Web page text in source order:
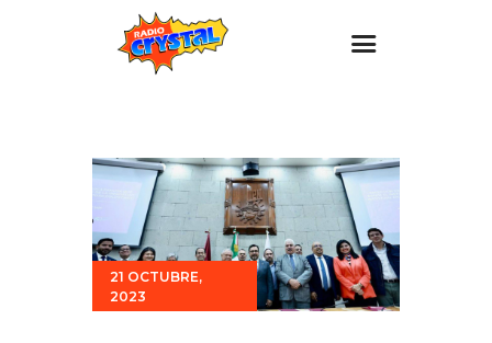
Estaciones
Eventos
Promociones
Noticias
21 OCTUBRE,
2023